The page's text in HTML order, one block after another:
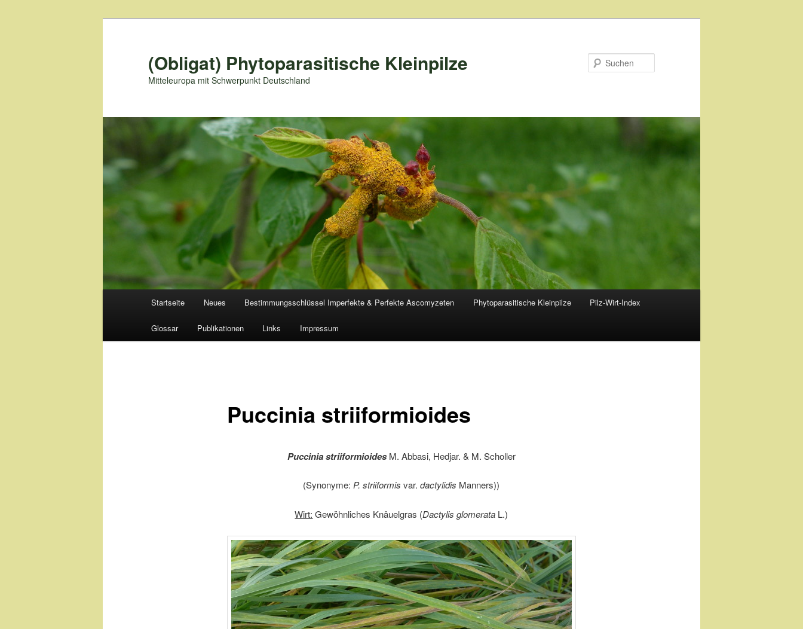
(Obligat) Phytoparasitische Kleinpilze
Mitteleuropa mit Schwerpunkt Deutschland
Startseite Neues Bestimmungsschlüssel Imperfekte & Perfekte Ascomyzeten Phytoparasitische Kleinpilze Pilz-Wirt-Index
Glossar Publikationen Links Impressum
Puccinia striiformioides
Puccinia striiformioidesM. Abbasi, Hedjar. & M. Scholler
(Synonyme: P. striiformisvar.dactylidis Manners))
Wirt: Gewöhnliches Knäuelgras (Dactylis glomerata L.)